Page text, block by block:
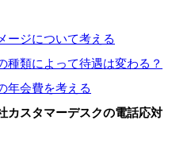
ージについて考える
種類によって待遇は変わる？
年会費を考える
カスタマーデスクの電話応対